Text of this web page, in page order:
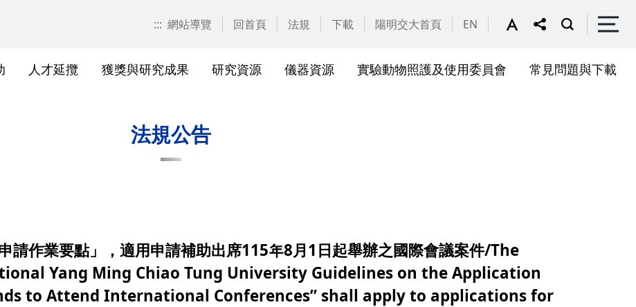
::: 網站導覽 回首頁 法規 下載 陽明交大首頁 EN
儀器資源中心使用者委員會
畫申請
人才延攬 獲獎與研究成果 研究資源
議
研究人員評審委員會
儀器資源 實驗動物照護及使用委員會 常見問題與下載
儀器資源相關
法規公告
請作業要點」，適用申請補助出席115年8月1日起舉辦之國際會議案件/The
Yang Ming Chiao Tung University Guidelines on the Application
to Attend International Conferences” shall apply to applications for